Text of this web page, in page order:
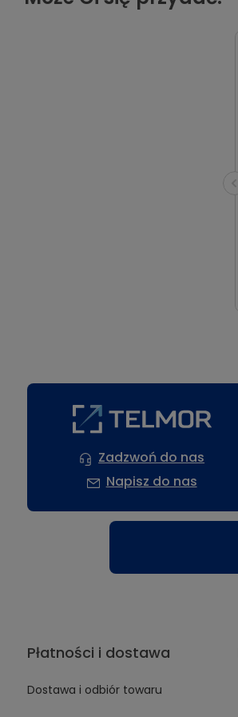
Zadzwoń do nas
Napisz do nas
Płatności i dostawa
Dostawa i odbiór towaru